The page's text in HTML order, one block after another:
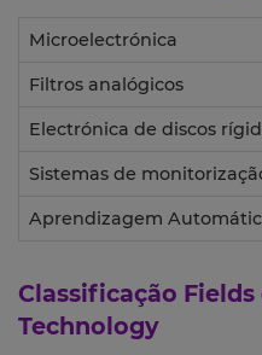
Microelectrónica
Filtros analógicos
Electrónica de discos
Sistemas de
Aprendizagem
Classificação Fields
Technology